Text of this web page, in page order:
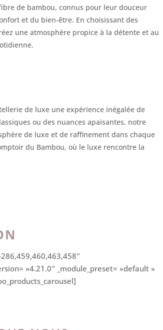
de bambou, connus pour leur douceur
et du bien-être. En choisissant des
une atmosphère propice à la détente et au
de luxe une expérience inégalée de
ou des nuances apaisantes, notre
de luxe et de raffinement dans chaque
du Bambou, où le luxe rencontre la
»4.21.0″ _module_preset= »default »